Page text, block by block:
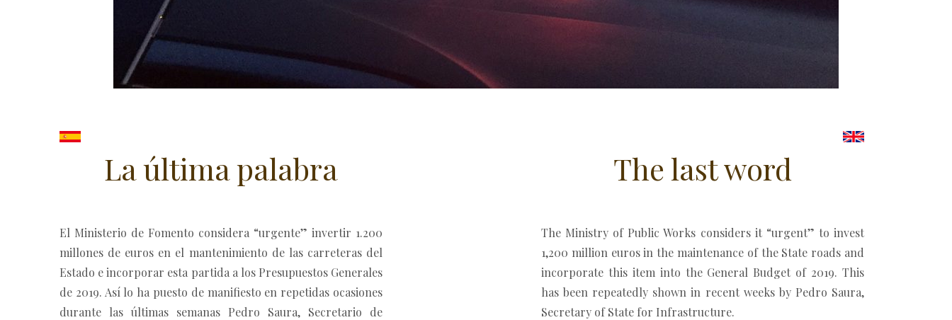
La última palabra The last word
El Ministerio de Fomento considera “urgente” invertir 1.200
millones de euros en el mantenimiento de las carreteras del
Estado e incorporar esta partida a los Presupuestos Generales
de 2019. Así lo ha puesto de manifiesto en repetidas ocasiones
durante las últimas semanas Pedro Saura, Secretario de
The Ministry of Public Works considers it “urgent” to invest
1,200 million euros in the maintenance of the State roads and
incorporate this item into the General Budget of 2019. This
has been repeatedly shown in recent weeks by Pedro Saura,
Secretary of State for Infrastructure.